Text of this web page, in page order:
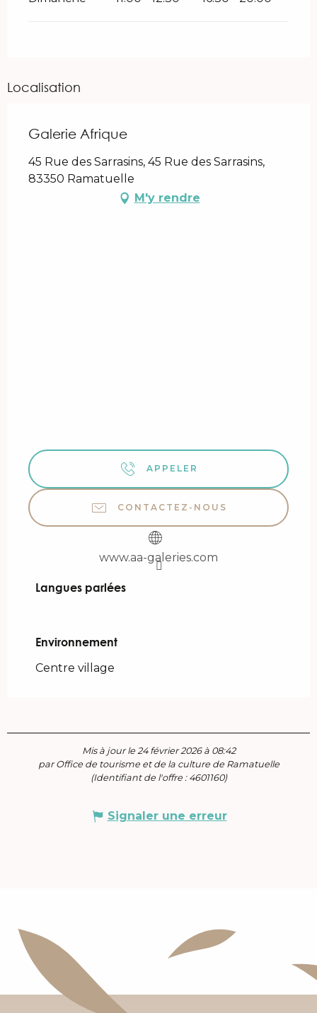
Localisation
Galerie Afrique
45 Rue des Sarrasins, 45 Rue des Sarrasins,
83350 Ramatuelle
M'y rendre
APPELER
CONTACTEZ-NOUS
www.aa-galeries.com
Langues parlées
Langues parlées
Environnement
Environnement
Centre village
Mis à jour le 24 février 2026 à 08:42
par Office de tourisme et de la culture de Ramatuelle
(Identifiant de l'offre : 4601160)
Signaler une erreur